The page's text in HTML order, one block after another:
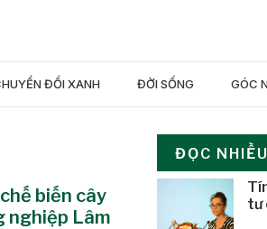
ĐỔI XANH ĐỜI SỐNG GÓC
biến cây
nghiệp Lâm
ĐỌC NHIỀU
tư